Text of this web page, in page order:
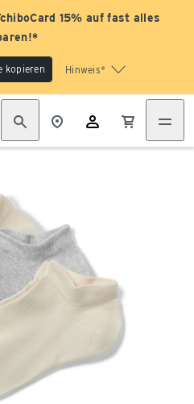
15% auf fast alles
kopieren Hinweis*